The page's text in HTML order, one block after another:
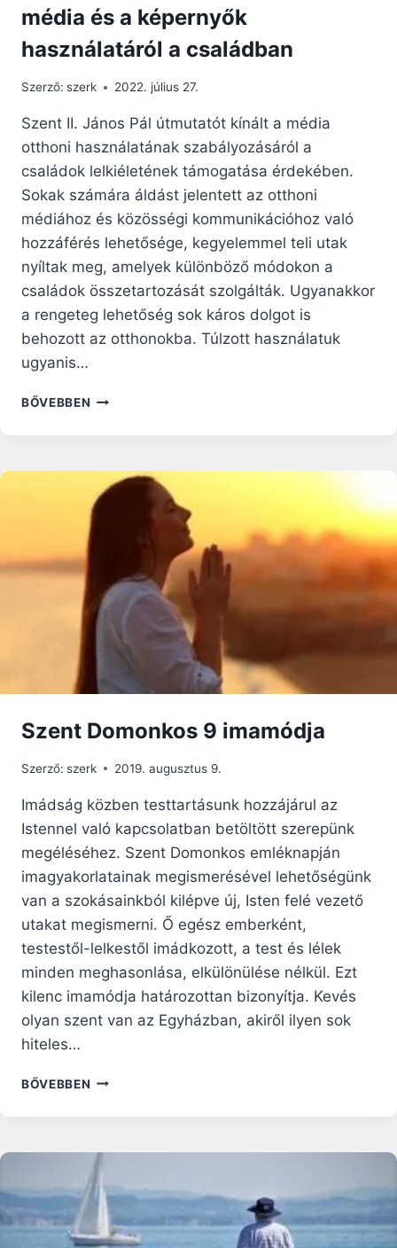
média és a képernyők
használatáról a családban
Szerző: szerk 2022. július 27.
Szent II. János Pál útmutatót kínált a média
otthoni használatának szabályozásáról a
családok lelkiéletének támogatása érdekében.
Sokak számára áldást jelentett az otthoni
médiához és közösségi kommunikációhoz való
hozzáférés lehetősége, kegyelemmel teli utak
nyíltak meg, amelyek különböző módokon a
családok összetartozását szolgálták. Ugyanakkor
a rengeteg lehetőség sok káros dolgot is
behozott az otthonokba. Túlzott használatuk
ugyanis…
BŐVEBBEN SZENT
ÚTMUTATÓJA
A
MÉDIA
ÉS
A
KÉPERNYŐK
HASZNÁLATÁRÓL
A
CSALÁDBAN
Szent Domonkos 9 imamódja
Szerző: szerk 2019. augusztus 9.
Imádság közben testtartásunk hozzájárul az
Istennel való kapcsolatban betöltött szerepünk
megéléséhez. Szent Domonkos emléknapján
imagyakorlatainak megismerésével lehetőségünk
van a szokásainkból kilépve új, Isten felé vezető
utakat megismerni. Ő egész emberként,
testestől-lelkestől imádkozott, a test és lélek
minden meghasonlása, elkülönülése nélkül. Ezt
kilenc imamódja határozottan bizonyítja. Kevés
olyan szent van az Egyházban, akiről ilyen sok
hiteles…
BŐVEBBEN SZENT